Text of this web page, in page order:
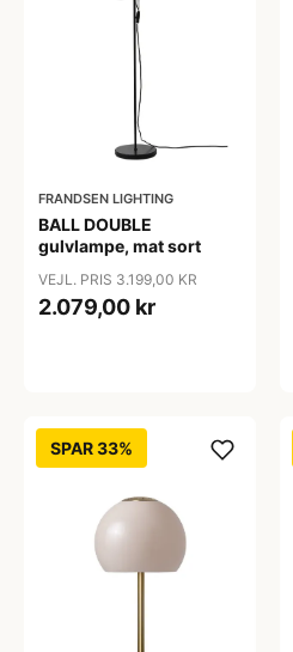
FRANDSEN LIGHTING
BALL DOUBLE
gulvlampe, mat sort
VEJL. PRIS 3.199,00 KR
2.079,00 kr
SPAR 33%